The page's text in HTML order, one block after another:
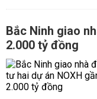
Bắc Ninh giao
2.000 tỷ đồng